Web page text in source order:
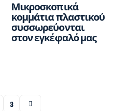
Μικροσκοπικά
κομμάτια πλαστικού
συσσωρεύονται
στον εγκέφαλό μας
3